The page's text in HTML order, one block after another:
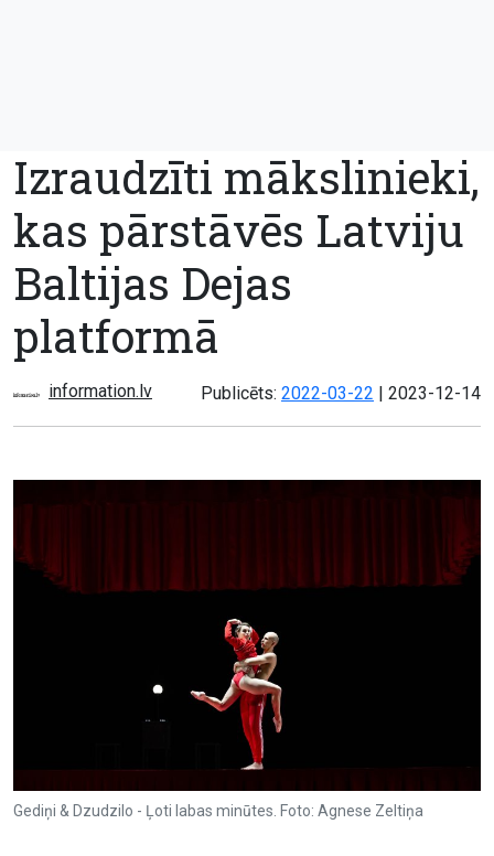
Izraudzīti mākslinieki,
kas pārstāvēs Latviju
Baltijas Dejas
platformā
information.lv Publicēts: 2022-03-22 Atjaunots:
2023-12-14
Gediņi & Dzudzilo - Ļoti labas minūtes. Foto: Agnese Zeltiņa